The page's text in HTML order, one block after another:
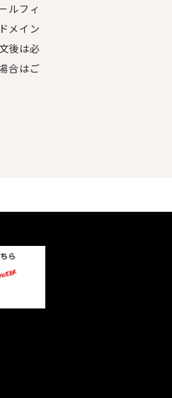
ルフィ
メイン
後は必
合はご